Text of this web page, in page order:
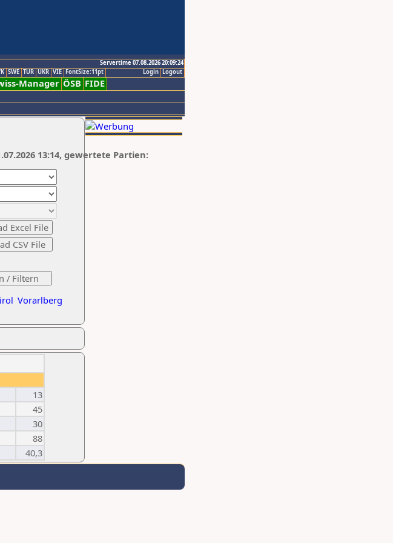
Servertime 07.08.2026 20:09:24
Logout
Login
SWE TUR UKR VIE FontSize:11pt
Manager ÖSB FIDE
Vorarlberg
13:14, gewertete Partien:
13
45
30
88
40,3